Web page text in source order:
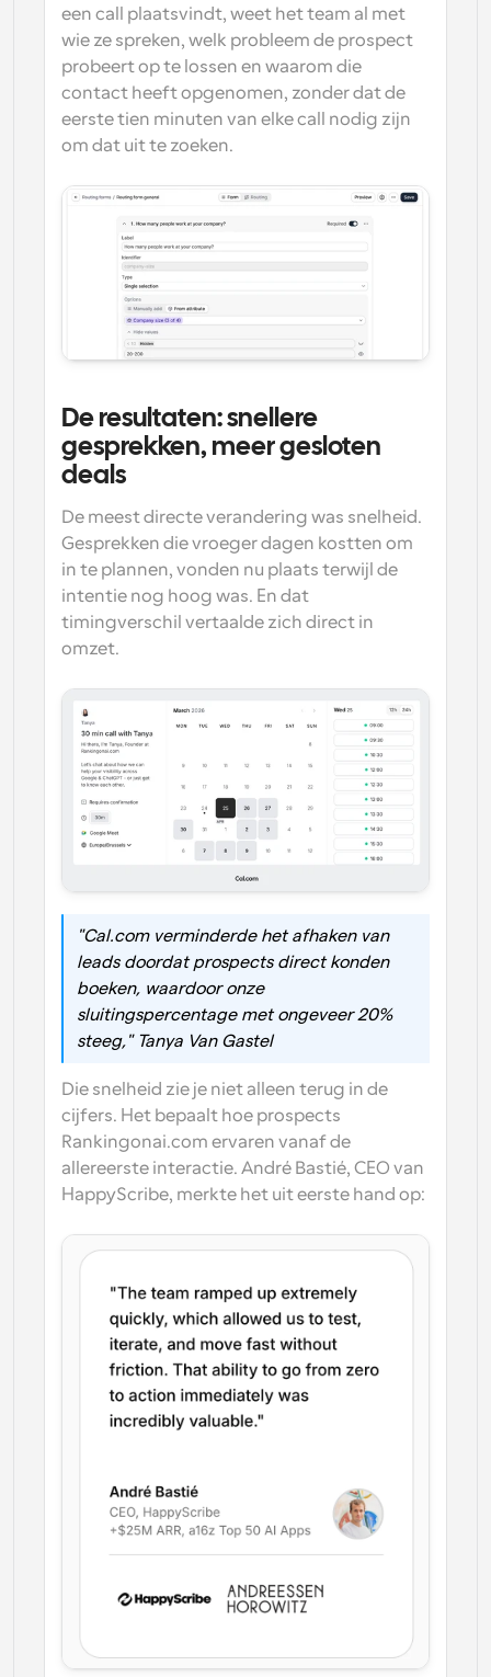
een call plaatsvindt, weet het team al met
wie ze spreken, welk probleem de prospect
probeert op te lossen en waarom die
contact heeft opgenomen, zonder dat de
eerste tien minuten van elke call nodig zijn
om dat uit te zoeken.
De resultaten: snellere
gesprekken, meer gesloten
deals
De meest directe verandering was snelheid.
Gesprekken die vroeger dagen kostten om
in te plannen, vonden nu plaats terwijl de
intentie nog hoog was. En dat
timingverschil vertaalde zich direct in
omzet.
"Cal.com verminderde het afhaken van
leads doordat prospects direct konden
boeken, waardoor onze
sluitingspercentage met ongeveer 20%
steeg," Tanya Van Gastel
Die snelheid zie je niet alleen terug in de
cijfers. Het bepaalt hoe prospects
Rankingonai.com ervaren vanaf de
allereerste interactie. André Bastié, CEO van
HappyScribe, merkte het uit eerste hand op: